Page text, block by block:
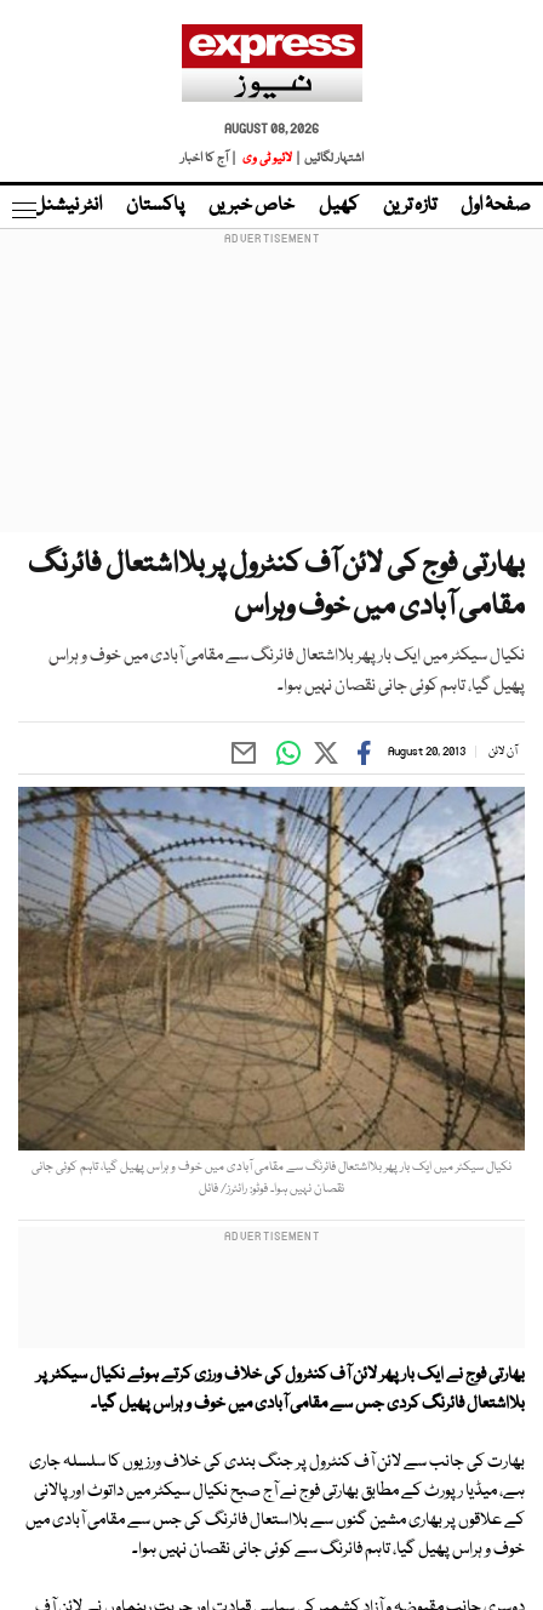
AUGUST 08, 2026
اشتہار لگائیں |
لائیو ٹی وی | آج کا اخبار
صفحۂ اول تازہ ترین کھیل خاص خبریں پاکستان انٹر نیشنل
بھارتی فوج کی لائن آف کنٹرول پر بلااشتعال فائرنگ
مقامی آبادی میں خوف وہراس
نکیال سیکٹر میں ایک بار پھر بلااشتعال فائرنگ سے مقامی آبادی میں خوف و ہراس
پھیل گیا، تاہم کوئی جانی نقصان نہیں ہوا۔
آن لائن August 20, 2013
نکیال سیکٹر میں ایک بار پھر بلااشتعال فائرنگ سے مقامی آبادی میں خوف و ہراس پھیل گیا، تاہم کوئی جانی
نقصان نہیں ہوا۔ فوٹو: رائٹرز/ فائل
بھارتی فوج نے ایک بار پھر لائن آف کنٹرول کی خلاف ورزی کرتے ہوئے نکیال سیکٹر پر
بلااشتعال فائرنگ کردی جس سے مقامی آبادی میں خوف و ہراس پھیل گیا۔
بھارت كی جانب سے لائن آف كنٹرول پر جنگ بندی كی خلاف ورزيوں كا سلسلہ جاری
ہے، میڈیا رپورٹ کے مطابق بھارتی فوج نے آج صبح نکیال سیکٹر میں داتوٹ اور پالانی
کے علاقوں پر بھاری مشین گنوں سے بلااستعال فائرنگ کی جس سے مقامی آبادی میں
خوف و ہراس پھیل گیا، تاہم فائرنگ سے کوئی جانی نقصان نہیں ہوا۔